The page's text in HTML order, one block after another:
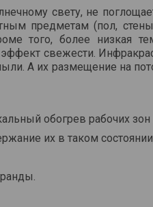
свету, не
предметам (пол,
того, более низкая
свежести.
А их размещение на
обогрев рабочих
их в таком